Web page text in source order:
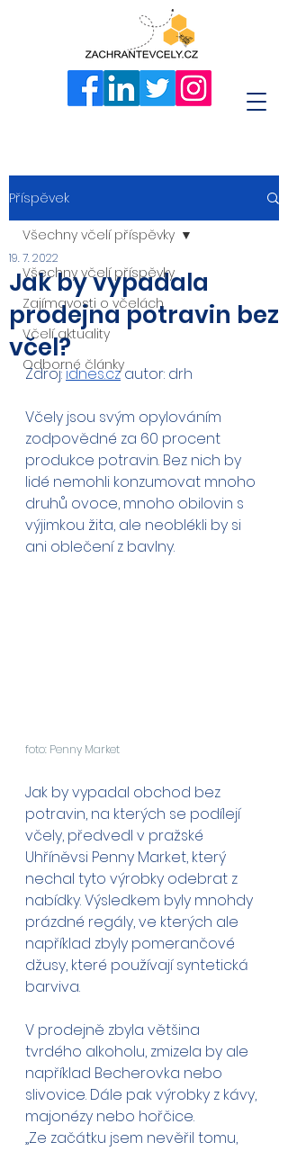
Příspěvek
Všechny včelí příspěvky
Zajímavosti o včelách
Včelí aktuality
Odborné články
Všechny včelí příspěvky
Jak by vypadala
prodejna potravin bez
včel?
19. 7. 2022
Zdroj: idnes.cz autor: drh
Včely jsou svým opylováním
zodpovědné za 60 procent
produkce potravin. Bez nich by
lidé nemohli konzumovat mnoho
druhů ovoce, mnoho obilovin s
výjimkou žita, ale neoblékli by si
ani oblečení z bavlny.
foto: Penny Market
Jak by vypadal obchod bez
potravin, na kterých se podílejí
včely, předvedl v pražské
Uhříněvsi Penny Market, který
nechal tyto výrobky odebrat z
nabídky. Výsledkem byly mnohdy
prázdné regály, ve kterých ale
například zbyly pomerančové
džusy, které používají syntetická
barviva.
V prodejně zbyla většina
tvrdého alkoholu, zmizela by ale
například Becherovka nebo
slivovice. Dále pak výrobky z kávy,
majonézy nebo hořčice.
„Ze začátku jsem nevěřil tomu,